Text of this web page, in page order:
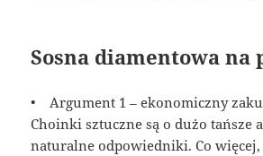
Sosna diamentowa na
• Argument 1 – ekonomiczny
Choinki sztuczne są o dużo tańsze
naturalne odpowiedniki. Co